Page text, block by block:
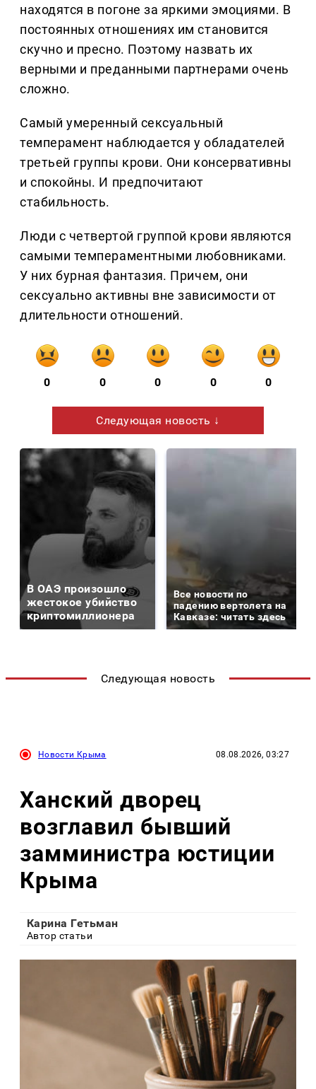
находятся в погоне за яркими эмоциями. В
постоянных отношениях им становится
скучно и пресно. Поэтому назвать их
верными и преданными партнерами очень
сложно.
Самый умеренный сексуальный
темперамент наблюдается у обладателей
третьей группы крови. Они консервативны
и спокойны. И предпочитают
стабильность.
Люди с четвертой группой крови являются
самыми темпераментными любовниками.
У них бурная фантазия. Причем, они
сексуально активны вне зависимости от
длительности отношений.
0 0 0 0 0
Следующая новость ↓
В ОАЭ произошло
жестокое убийство
криптомиллионера
Все новости по
падению вертолета на
Кавказе: читать здесь
Следующая новость
Новости Крыма 08.08.2026, 03:27
Ханский дворец
возглавил бывший
замминистра юстиции
Крыма
Карина Гетьман
Автор статьи